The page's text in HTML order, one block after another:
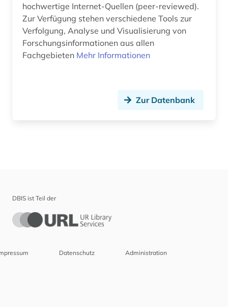
hochwertige Internet-Quellen (peer-reviewed).
Zur Verfügung stehen verschiedene Tools zur
Verfolgung, Analyse und Visualisierung von
Forschungsinformationen aus allen
Fachgebieten Mehr Informationen
Zur Datenbank
DBIS ist Teil der
Datenschutz Administration